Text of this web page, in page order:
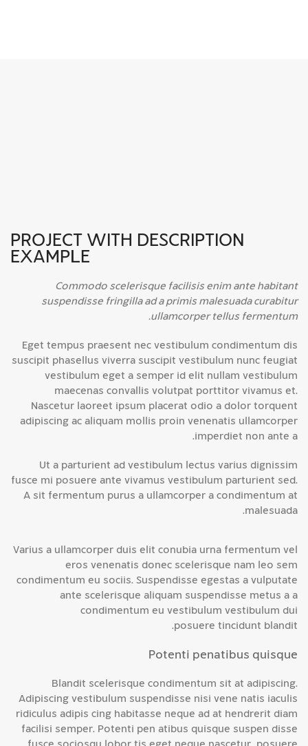
PROJECT WITH DESCRIPTION
EXAMPLE
Commodo scelerisque facilisis enim ante habitant
suspendisse fringilla ad a primis malesuada curabitur
ullamcorper tellus fermentum.
Eget tempus praesent nec vestibulum condimentum dis
suscipit phasellus viverra suscipit vestibulum nunc feugiat
vestibulum eget a semper id elit nullam vestibulum
maecenas convallis volutpat porttitor vivamus et.
Nascetur laoreet ipsum placerat odio a dolor torquent
adipiscing ac aliquam mollis proin venenatis ullamcorper
imperdiet non ante a.
Ut a parturient ad vestibulum lectus varius dignissim
fusce mi posuere ante vivamus vestibulum parturient sed.
A sit fermentum purus a ullamcorper a condimentum at
malesuada.
Varius a ullamcorper duis elit conubia urna fermentum vel
eros venenatis donec scelerisque nam leo sem
condimentum eu sociis. Suspendisse egestas a vulputate
ante scelerisque aliquam suspendisse metus a a
condimentum eu vestibulum vestibulum dui
posuere tincidunt blandit.
Potenti penatibus quisque
Blandit scelerisque condimentum sit at adipiscing.
Adipiscing vestibulum suspendisse nisi vene natis iaculis
ridiculus adipis cing habitasse neque ad at hendrerit diam
facilisi semper. Potenti pen atibus quisque suspen disse
fusce sociosqu lobor tis eget neque nascetur posuere